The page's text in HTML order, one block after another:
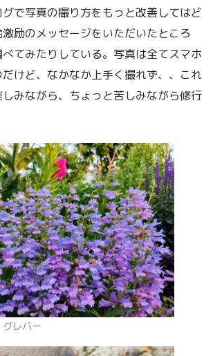
で写真の撮り方をもっと改善してはど
励のメッセージをいただいたところ
てみたりしている。写真は全てスマホ
けど、なかなか上手く撮れず、、これ
みながら、ちょっと苦しみながら修行
レバー